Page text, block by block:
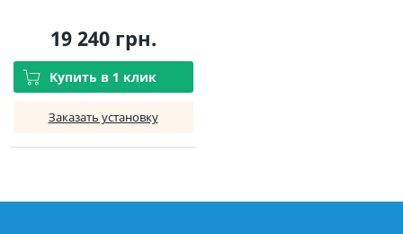
19 240 грн.
Купить в 1 клик
Заказать установку